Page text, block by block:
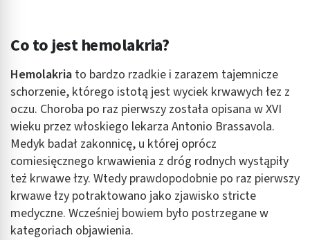
Co to jest hemolakria?
Hemolakria to bardzo rzadkie i zarazem tajemnicze
schorzenie, którego istotą jest wyciek krwawych łez z
oczu. Choroba po raz pierwszy została opisana w XVI
wieku przez włoskiego lekarza Antonio Brassavola.
Medyk badał zakonnicę, u której oprócz
comiesięcznego krwawienia z dróg rodnych wystąpiły
też krwawe łzy. Wtedy prawdopodobnie po raz pierwszy
krwawe łzy potraktowano jako zjawisko stricte
medyczne. Wcześniej bowiem było postrzegane w
kategoriach objawienia.